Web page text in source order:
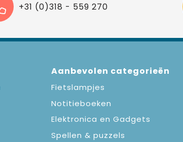
+31 (0)318 - 559 270
Aanbevolen categorieën
Fietslampjes
Notitieboeken
Elektronica en Gadgets
Spellen & puzzels